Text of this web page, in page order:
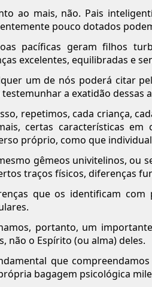
ao mais, não. Pais
pouco dotados
pacíficas geram filhos
excelentes, equilibradas e
um de nós poderá citar
testemunhar a exatidão dessas
repetimos, cada criança,
certas características
próprio, como que
gêmeos univitelinos, ou
traços físicos, diferenças
que os identificam
portanto, um
não o Espírito (ou alma) deles.
que
bagagem psicológica